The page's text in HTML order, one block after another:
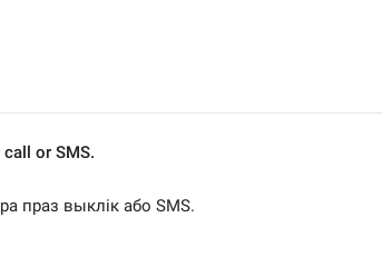
or SMS.
праз выклік або SMS.